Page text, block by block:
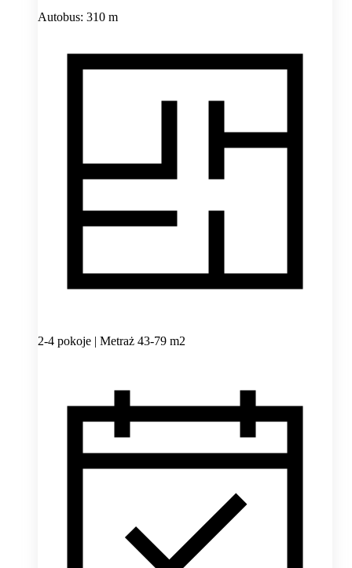
Autobus: 310 m
2-4 pokoje | Metraż 43-79 m2